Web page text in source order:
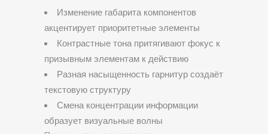
Изменение габарита компонентов
акцентирует приоритетные элементы
Контрастные тона притягивают фокус к
призывным элементам к действию
Разная насыщенность гарнитур создаёт
текстовую структуру
Смена концентрации информации
образует визуальные волны